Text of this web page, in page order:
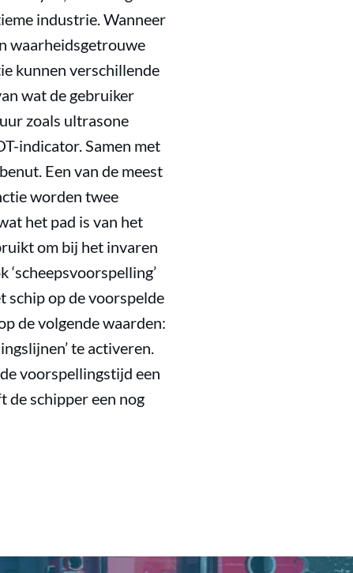
industrie. Wanneer
waarheidsgetrouwe
kunnen verschillende
wat de gebruiker
zoals ultrasone
indicator. Samen met
Een van de meest
worden twee
het pad is van het
om bij het invaren
schip op de voorspelde
de volgende waarden:
te activeren.
voorspellingstijd een
de schipper een nog